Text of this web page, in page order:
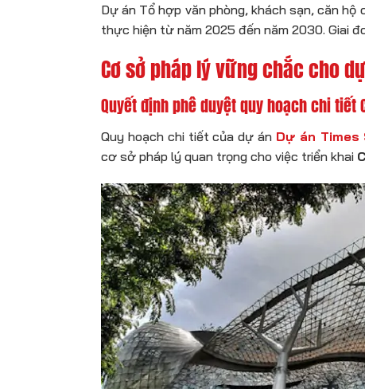
Dự án Tổ hợp văn phòng, khách sạn, căn
thực hiện từ năm 2025 đến năm 2030. Giai
Cơ sở pháp lý vững chắc cho
Quyết định phê duyệt quy hoạch chi tiết
Quy hoạch chi tiết của dự án Dự án Times
cơ sở pháp lý quan trọng cho việc triển khai